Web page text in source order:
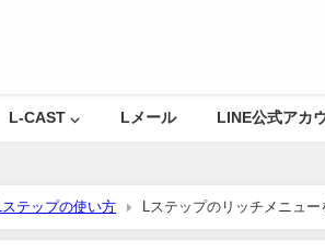
L-CAST ⌵ Lメール LINE公式アカ
Lステップの使い方 Lステップのリッチメニュ